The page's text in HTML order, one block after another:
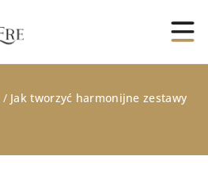
/ Jak tworzyć harmonijne zestawy